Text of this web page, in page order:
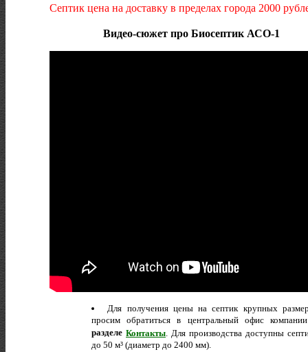
Септик цена на доставку в пределах города 2000
Видео-сюжет про Биосептик АСО-1
Для получения цены на септик крупных
просим обратиться в центральный офис компании
разделе Контакты. Для производства доступны
до 50 м³ (диаметр до 2400 мм).